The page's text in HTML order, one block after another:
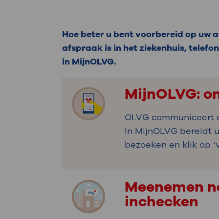
Uw
Uw
Werken
Contact
steeds verder uit, zodat u zelf
Direct naar MijnOLVG
Hoe beter u bent voorbereid op uw
afspraak is in het ziekenhuis,
in MijnOLVG.
MijnOLVG:
OLVG
In MijnOLVG bereidt
bezoeken en klik op
Meenemen
inchecken